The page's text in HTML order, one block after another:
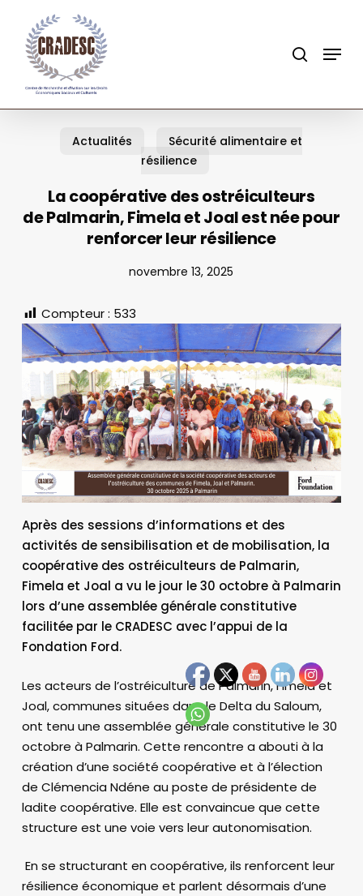
main
content
Menu
Actualités
Sécurité alimentaire et
résilience
La coopérative des ostréiculteurs
de Palmarin, Fimela et Joal est née pour
renforcer leur résilience
novembre 13, 2025
Compteur : 533
Après des sessions d’informations et des
activités de sensibilisation et de mobilisation, la
coopérative des ostréiculteurs de Palmarin,
Fimela et Joal a vu le jour le 30 octobre à Palmarin
lors d’une assemblée générale constitutive
facilitée par le CRADESC avec l’appui de la
Fondation Ford.
Les acteurs de l’ostréiculture de Palmarin, Fimela et
Joal, communes situées dans le Delta du Saloum,
ont tenu une assemblée générale constitutive le 30
octobre à Palmarin. Cette rencontre a abouti à la
création d’une société coopérative et à l’élection
de Clémencia Ndéne au poste de présidente de
ladite coopérative. Elle est convaincue que cette
structure est une voie vers leur autonomisation.
En se structurant en coopérative, ils renforcent leur
résilience économique et parlent désormais d’une